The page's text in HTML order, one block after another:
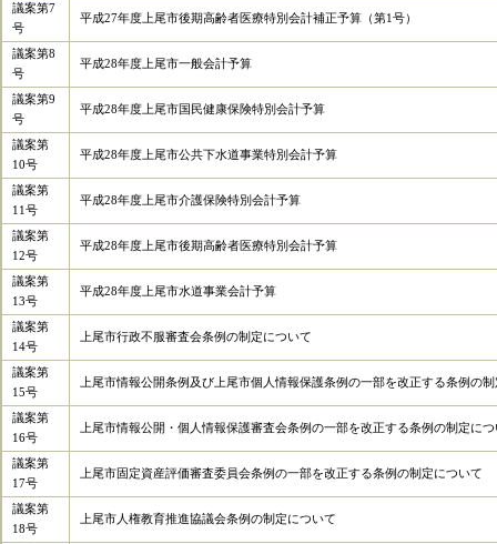
議案第7
号
平成27年度上尾市後期高齢者医療特別会計補正予算（第1号）
議案第8
号
平成28年度上尾市一般会計予算
議案第9
号
平成28年度上尾市国民健康保険特別会計予算
議案第
10号
平成28年度上尾市公共下水道事業特別会計予算
議案第
11号
平成28年度上尾市介護保険特別会計予算
議案第
12号
平成28年度上尾市後期高齢者医療特別会計予算
議案第
13号
平成28年度上尾市水道事業会計予算
議案第
14号
上尾市行政不服審査会条例の制定について
議案第
15号
上尾市情報公開条例及び上尾市個人情報保護条例の一部を改正する条例の
議案第
16号
上尾市情報公開・個人情報保護審査会条例の一部を改正する条例の制定につ
議案第
17号
上尾市固定資産評価審査委員会条例の一部を改正する条例の制定について
議案第
18号
上尾市人権教育推進協議会条例の制定について